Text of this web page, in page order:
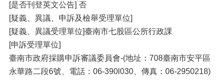
[是否刊登英文公告] 否
[疑義、異議、申訴及檢舉受理單位]
[疑義、異議受理單位]臺南市七股區公所行政課
[申訴受理單位]
臺南市政府採購申訴審議委員會-(地址：708臺南市安平區
永華路二段6號、電話：06-390l030、傳真：06-2950218)